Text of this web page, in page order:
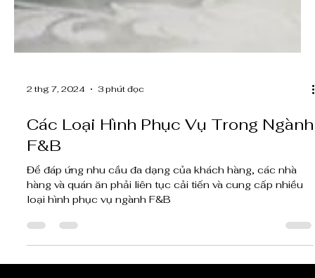
2 thg 7, 2024 3 phút đọc
Các Loại Hình Phục Vụ Trong Ngành
F&B
hàng và quán ăn phải liên tục cải tiến và cung cấp nhiều